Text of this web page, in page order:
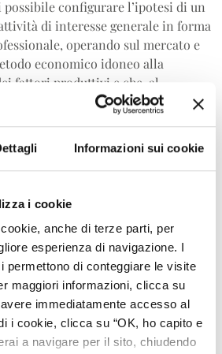
Informazioni sui cookie
i cookie
anche di terze parti, per
esperienza di navigazione. I
permettono di conteggiare le visite
maggiori informazioni, clicca su
immediatamente accesso al
i cookie, clicca su “OK, ho capito e
a navigare per il sito, chiudendo
possibile configurare l’ipotesi di un
di interesse generale in forma
operando sul mercato e
economico idoneo alla
fattori produttivi e che, al
ricavi derivanti dalle attività diverse
dall’art. 6 del Codice del Terzo
il concetto di impresa,
invece ai fini fiscali:
previsioni dell’articolo 79, commi
Codice del Terzo Settore collegano
delle attività di interesse
superamento dei ricavi sui costi,
presuppone una gestione
ispirata ad un modello